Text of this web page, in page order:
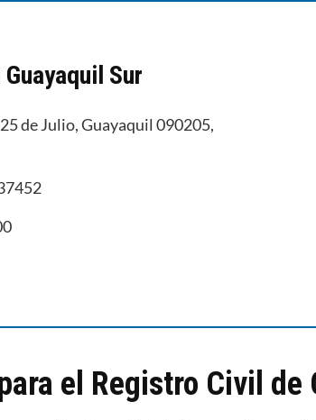
Sur
de Julio, Guayaquil 090205,
el Registro Civil de